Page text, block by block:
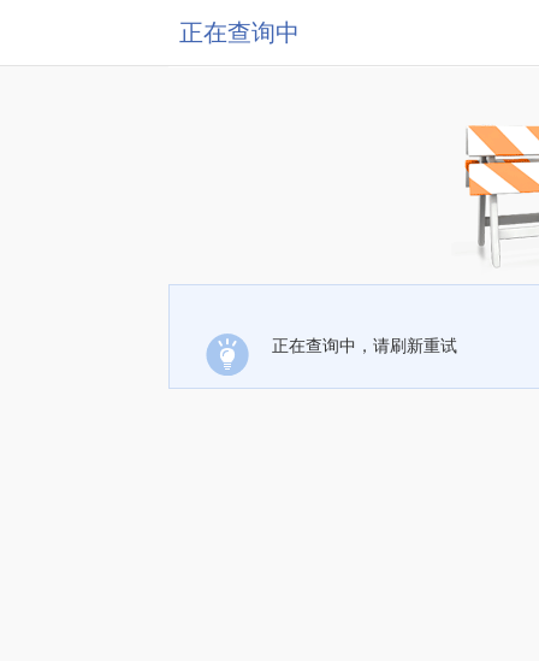
正在查询中
正在查询中，请刷新重试